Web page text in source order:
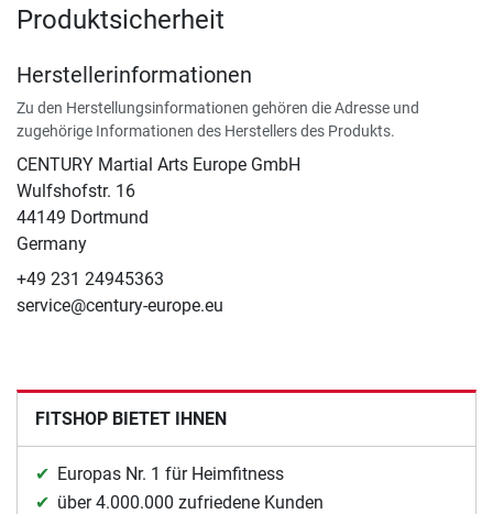
Produktsicherheit
Herstellerinformationen
Zu den Herstellungsinformationen gehören die Adresse und
zugehörige Informationen des Herstellers des Produkts.
CENTURY Martial Arts Europe GmbH
Wulfshofstr. 16
44149 Dortmund
Germany
+49 231 24945363
service@century-europe.eu
FITSHOP BIETET IHNEN
Europas Nr. 1 für Heimfitness
über 4.000.000 zufriedene Kunden